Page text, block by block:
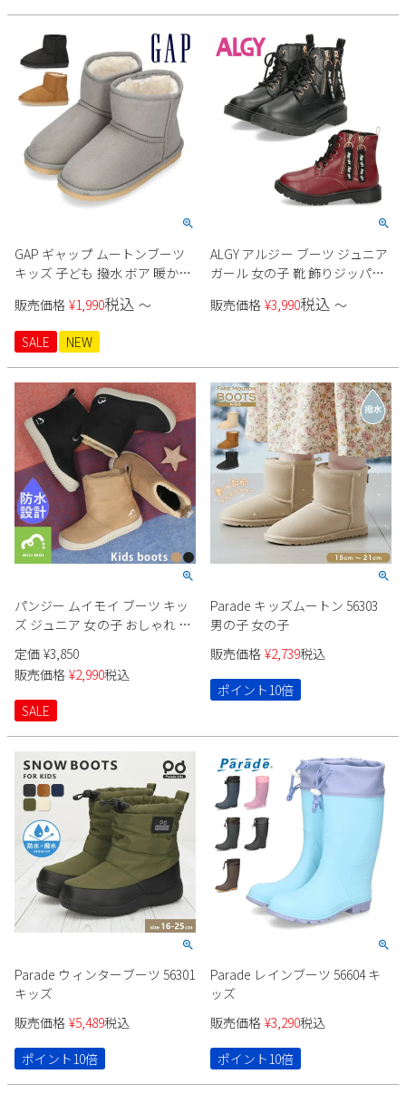
特定商取引法に基づく表示
お問い合わせ
GAP ギャップ ムートンブーツ
キッズ 子ども 撥水 ボア 暖かい
GPK32361 ショートブーツ 靴 秋
冬
販売価格 ¥1,990税込 〜
SALE NEW
ALGY アルジー ブーツ ジュニア
ガール 女の子 靴 飾りジッパー
い おしゃれ 小学生 中学生 サイ
販売価格 ¥3,990税込 〜
パンジー ムイモイ ブーツ キッ
ズ ジュニア 女の子 おしゃれ か
わいい 3cm防水 あたたかい 軽
い すべりにくい 抗菌 防臭 スエ
ード調 ボア ブラック 黒 ベージ
ュ Pansy MUIMOI MM1003
定価 ¥3,850
販売価格 ¥2,990税込
SALE
Parade キッズムートン 56303
男の子 女の子
販売価格 ¥2,739税込
ポイント10倍
Parade ウィンターブーツ 56301
キッズ
販売価格 ¥5,489税込
ポイント10倍
Parade レインブーツ 56604 キ
ッズ
販売価格 ¥3,290税込
ポイント10倍